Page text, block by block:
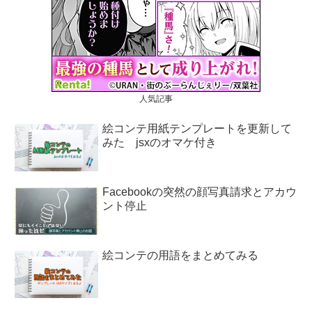
人気記事
絵コンテ用紙テンプレートを更新して
みた jsxのオマケ付き
Facebookの突然の顔写真請求とアカウ
ント停止
絵コンテの用語をまとめてみる